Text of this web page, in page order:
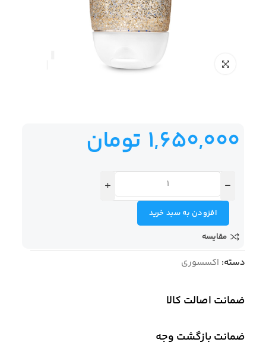
1,650,000 تومان
افزودن به سبد خرید
مقایسه
دسته: اکسسوری
ضمانت اصالت کالا
ضمانت بازگشت وجه